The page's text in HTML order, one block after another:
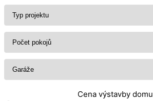
Cena výstavby domu